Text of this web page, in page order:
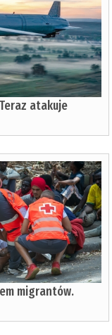
atakuje
migrantów.